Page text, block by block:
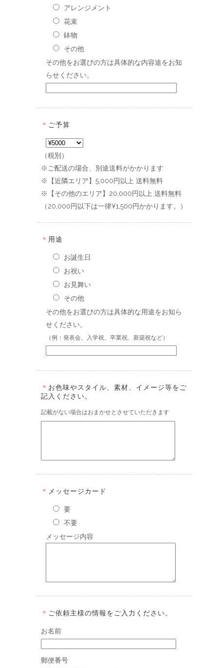
アレンジメント
花束
鉢物
その他
その他をお選びの方は具体的な内容途をお知
らせください。
＊ ご予算
（税別）
※ご配送の場合、別途送料がかかります
※【近隣エリア】5,000円以上 送料無料
※【その他のエリア】20,000円以上 送料無料
（20,000円以下は一律¥1,500円かかります。）
＊ 用途
お誕生日
お祝い
お見舞い
その他
その他をお選びの方は具体的な用途をお知ら
せください。
（例：発表会、入学祝、卒業祝、新築祝など）
＊ お色味やスタイル、素材、イメージ等をご
記入ください。
記載がない場合はおまかせとさせていただきます
＊ メッセージカード
要
不要
メッセージ内容
＊ ご依頼主様の情報をご入力ください。
お名前
郵便番号